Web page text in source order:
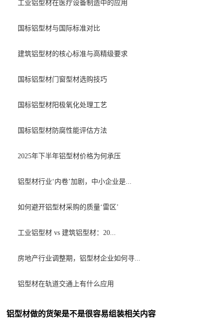
工业铝型材在医疗设备制造中的应用
国标铝型材与国际标准对比
建筑铝型材的核心标准与高精级要求
国标铝型材门窗型材选购技巧
国标铝型材阳极氧化处理工艺
国标铝型材防腐性能评估方法
2025年下半年铝型材价格为何承压
铝型材行业‘内卷’加剧，中小企业是...
如何避开铝型材采购的质量‘雷区’
工业铝型材 vs 建筑铝型材：20...
房地产行业调整期，铝型材企业如何寻...
铝型材在轨道交通上有什么应用
铝型材做的货架是不是很容易组装相关内容